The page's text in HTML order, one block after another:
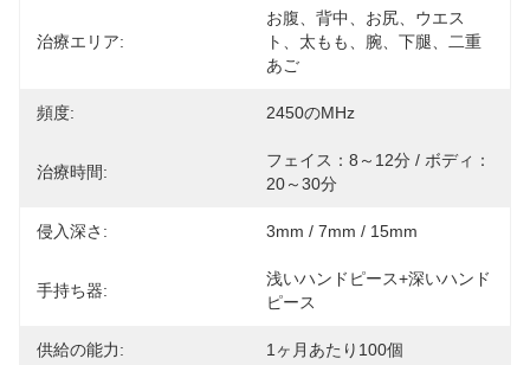
治療エリア:
お腹、背中、お尻、ウエス
ト、太もも、腕、下腿、二重
あご
頻度: 2450のMHz
治療時間:
フェイス：8～12分 / ボディ：
20～30分
侵入深さ: 3mm / 7mm / 15mm
手持ち器:
浅いハンドピース+深いハンド
ピース
供給の能力: 1ヶ月あたり100個